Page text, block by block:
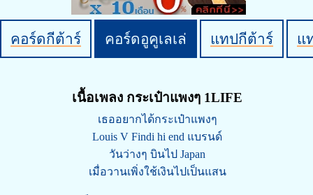
คอร์ดกีต้าร์ คอร์ดอูคูเลเล่ แทปกีต้าร์ แ
เนื้อเพลง กระเป๋าแพงๆ 1LIFE
เธออยากได้กระเป๋าแพงๆ
Louis V Findi hi end แบรนด์
วันว่างๆ บินไป Japan
เมื่อวานเพิ่งใช้เงินไปเป็นแสน